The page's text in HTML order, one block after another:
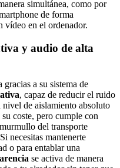
simultánea, como por
de forma
vídeo en el ordenador.
y audio de alta
a su sistema de
, capaz de reducir el ruido
de aislamiento absoluto
coste, pero cumple con
del transporte
necesitas mantenerte
o para entablar una
se activa de manera